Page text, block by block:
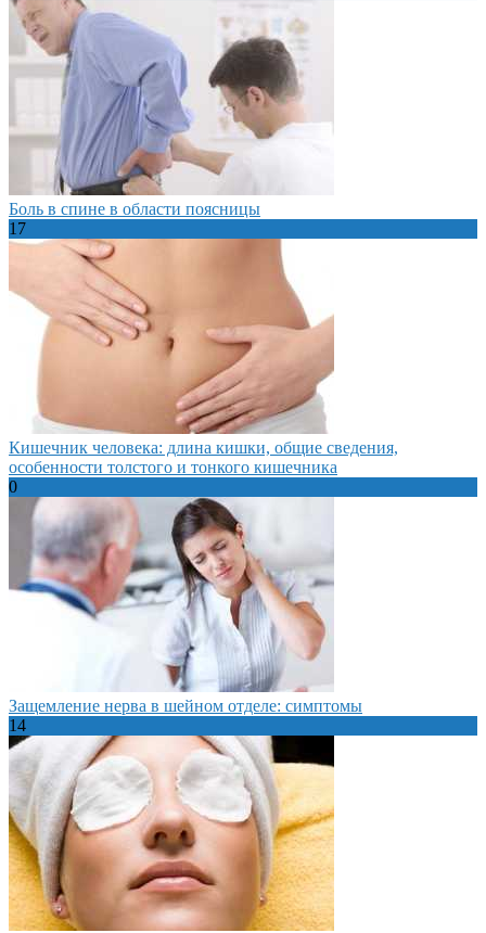
Боль в спине в области поясницы
17
Кишечник человека: длина кишки, общие сведения,
особенности толстого и тонкого кишечника
0
Защемление нерва в шейном отделе: симптомы
14